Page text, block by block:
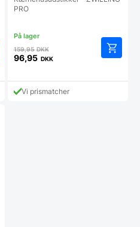
PRO
159,95DKKDen
oprindelige
var:
159,95 DKK.
96,95 DKK
aktuelle
prisVi prismatcher